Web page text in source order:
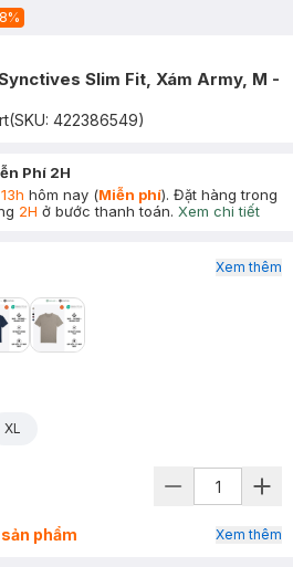
%
Slim Fit, Xám Army, M -
(SKU: 422386549)
Phí 2H
13h hôm nay (Miễn phí). Đặt hàng trong
2H ở bước thanh toán. Xem chi tiết
XL
Xem thêm
phẩm Xem thêm